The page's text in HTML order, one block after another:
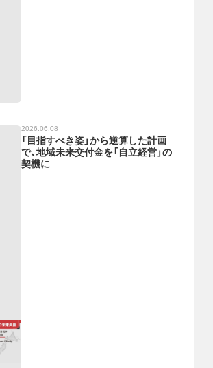
2026.06.08
「目指すべき姿」から逆算した計画
で、地域未来交付金を「自立経営」の
契機に